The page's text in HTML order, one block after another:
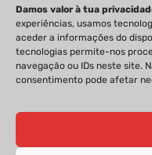
Damos valor à tua
experiências, usamos
aceder a informações do
tecnologias permite-nos
navegação ou IDs neste site.
consentimento pode afetar
PRIVACIDADE FICHA